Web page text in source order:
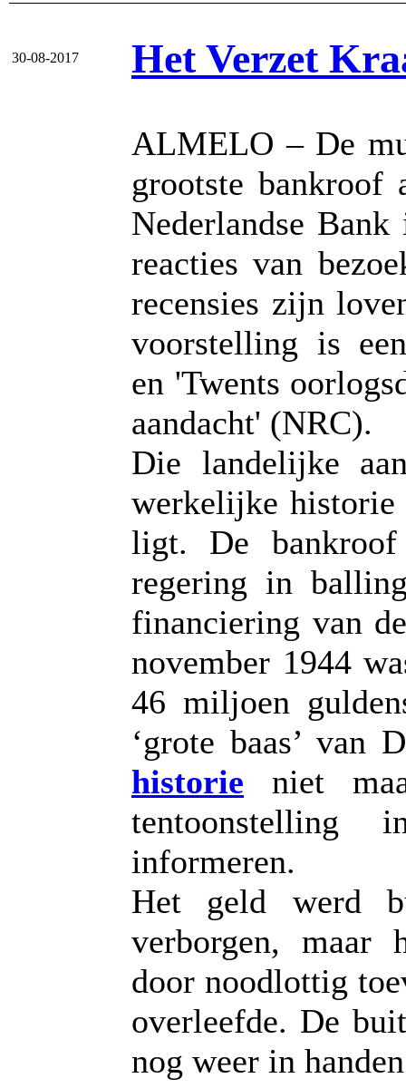
30-08-2017 Het Verzet
ALMELO – De
grootste
Nederlandse
reacties van
recensies zijn
voorstelling is
en 'Twents
aandacht' (NRC).
Die landelijke
werkelijke historie
ligt. De
regering in
financiering van
november 1944
46 miljoen
‘grote baas’ van
historie niet
tentoonstelling
informeren.
Het geld werd
verborgen, maar
door noodlottig
overleefde. De
nog weer in